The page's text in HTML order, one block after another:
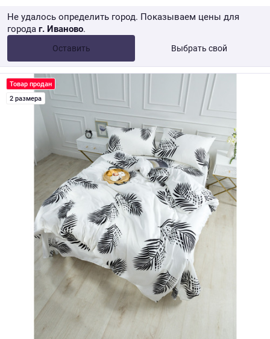
Не удалось определить город. Показываем цены для
города г. Иваново.
Оставить Выбрать свой
от 10 000 ₽ Розница → WB
Товар продан
2 размера